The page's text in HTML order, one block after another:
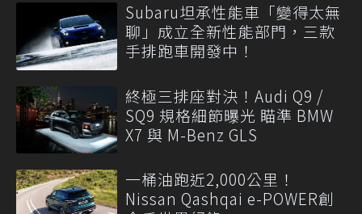
Subaru坦承性能車「變得太無
聊」成立全新性能部門，三款
手排跑車開發中！
終極三排座對決！Audi Q9 /
SQ9 規格細節曝光 瞄準 BMW
X7 與 M-Benz GLS
一桶油跑近2,000公里！
Nissan Qashqai e-POWER創